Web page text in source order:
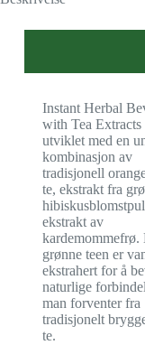
Instant Herbal
with Tea Extracts
utviklet med en
kombinasjon av
tradisjonell
te, ekstrakt fra
ekstrakt av
kardemommefrø.
grønne teen er
ekstrahert for å
naturlige
man forventer fra
tradisjonelt
te.